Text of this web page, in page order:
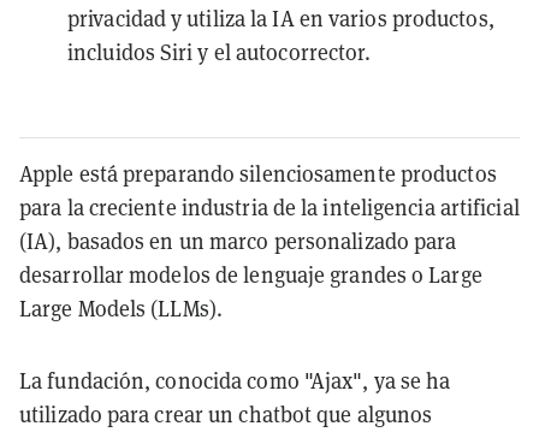
privacidad y utiliza la IA en varios productos,
incluidos Siri y el autocorrector.
Apple está preparando silenciosamente productos
para la creciente industria de la inteligencia artificial
(IA), basados en un marco personalizado para
desarrollar modelos de lenguaje grandes o Large
Large Models (LLMs).
La fundación, conocida como "Ajax", ya se ha
utilizado para crear un chatbot que algunos